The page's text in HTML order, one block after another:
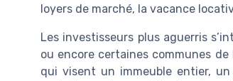
loyers de marché, la vacance
Les investisseurs plus aguerris
ou encore certaines communes
qui visent un immeuble entier,